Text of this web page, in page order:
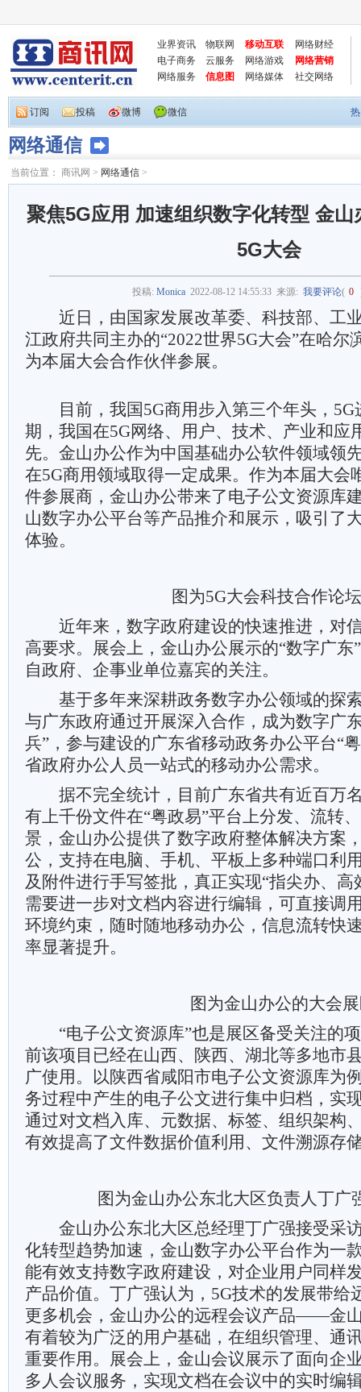
业界资讯 物联网 移动互联
网络财经
电子商务
云服务 网络游戏
网络营销
网络服务
信息图 网络媒体 社交网络
订阅 投稿 微博 微信
网络通信
当前位置： 商讯网 > 网络通信 >
聚焦5G应用 加速组织数字化转型 金山
5G大会
投稿: Monica 2022-08-12 14:55:33来源: 我要评论( 0
近日，由国家发展改革委、科技部、工
江政府共同主办的“2022世界5G大会”在哈尔
为本届大会合作伙伴参展。
目前，我国5G商用步入第三个年头，5G
期，我国在5G网络、用户、技术、产业和应
先。金山办公作为中国基础办公软件领域领
在5G商用领域取得一定成果。作为本届大会
件参展商，金山办公带来了电子公文资源库
山数字办公平台等产品推介和展示，吸引了
体验。
图为5G大会科技合作论
近年来，数字政府建设的快速推进，对
高要求。展会上，金山办公展示的“数字广东
自政府、企事业单位嘉宾的关注。
基于多年来深耕政务数字办公领域的探
与广东政府通过开展深入合作，成为数字广
兵”，参与建设的广东省移动政务办公平台“
省政府办公人员一站式的移动办公需求。
据不完全统计，目前广东省共有近百万
有上千份文件在“粤政易”平台上分发、流转
景，金山办公提供了数字政府整体解决方案
公，支持在电脑、手机、平板上多种端口利
及附件进行手写签批，真正实现“指尖办、高
需要进一步对文档内容进行编辑，可直接调
环境约束，随时随地移动办公，信息流转快
率显著提升。
图为金山办公的大会
“电子公文资源库”也是展区备受关注的
前该项目已经在山西、陕西、湖北等多地市
广使用。以陕西省咸阳市电子公文资源库为
务过程中产生的电子公文进行集中归档，实
通过对文档入库、元数据、标签、组织架构
有效提高了文件数据价值利用、文件溯源存
图为金山办公东北大区负责人丁广
金山办公东北大区总经理丁广强接受采
化转型趋势加速，金山数字办公平台作为一
能有效支持数字政府建设，对企业用户同样
产品价值。丁广强认为，5G技术的发展带给
更多机会，金山办公的远程会议产品——金
有着较为广泛的用户基础，在组织管理、通
重要作用。展会上，金山会议展示了面向企
多人会议服务，实现文档在会议中的实时编